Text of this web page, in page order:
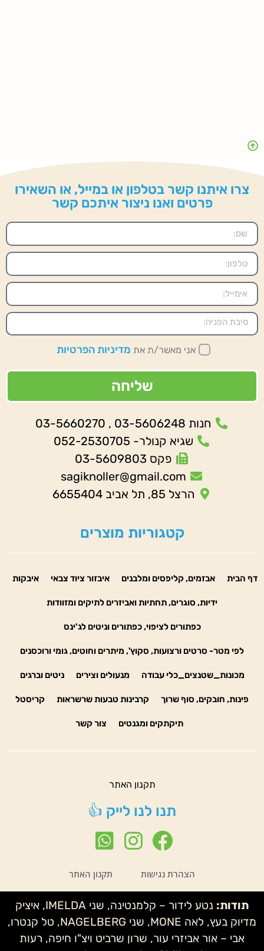
צרו איתנו קשר בטלפון או במייל, או השאירו
פרטים ואנו ניצור איתכם קשר
אני מאשר/ת את מדיניות הפרטיות
שליחה
חנות 03-5606248 , 03-5660270
שגיא קנולר- 052-2530705
פקס 03-5609803
sagiknoller@gmail.com
הרצל 85, תל אביב 6655404
קטגוריות מוצרים
דף הבית אבזמים, קליפסים ומלבנים איבזור ציוד צבאי איבקות
ידיות, סוגרים, תחתיות ואביזרים לתיקים ומזוודות
כפתורים לציפוי, כפתורים וניטים לג'ינס
לפי מטר- סרטים ורצועות, סקוץ', מיתרים וחוטים, גומי ורוכסנים
מכונות_שטנצים_כלי עבודה מנעולים וצירים ניטים וברגים
פינות, חובקים, סוף שרוך קרבינות טבעות שרשראות קריסטל
תיקתקים ומגנטים צור קשר
תקנון האתר
תנו לנו לייק 👍
הצהרת נגישות תקנון האתר
תודות:
נטע לידור – קלמנטינה, שני IMELDA, איציק
מדיוק בעץ, לאה MONE, שני NAGELBERG, טל קנטרו,
אבי – אור אביזרי עור, שרון שרביט ויצ"ו חיפה, רעות